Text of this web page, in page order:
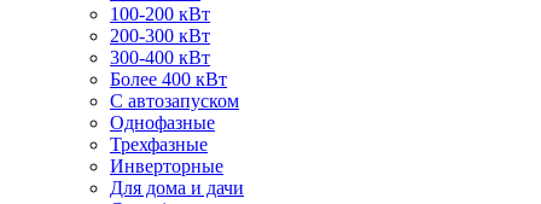
100-200 кВт
200-300 кВт
300-400 кВт
Более 400 кВт
С автозапуском
Однофазные
Трехфазные
Инверторные
Для дома и дачи